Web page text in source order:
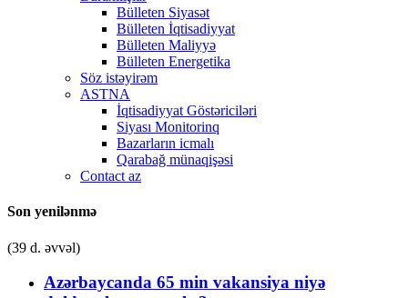
Bülleten Siyasət
Bülleten İqtisadiyyat
Bülleten Maliyyə
Bülleten Energetika
Söz istəyirəm
ASTNA
İqtisadiyyat Göstəriciləri
Siyası Monitorinq
Bazarların icmalı
Qarabağ münaqişəsi
Contact az
Son yenilənmə
(39 d. əvvəl)
Azərbaycanda 65 min vakansiya niyə